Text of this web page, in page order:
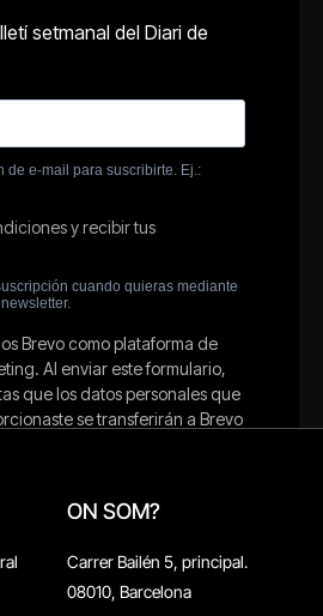
ON SOM?
Carrer Bailén 5, principal.
08010, Barcelona